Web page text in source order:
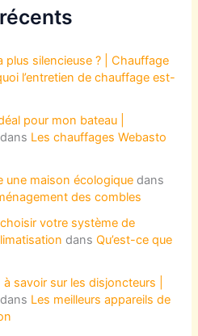
plus silencieuse ? | Chauffage
l’entretien de chauffage est-
pour mon bateau |
dans Les chauffages Webasto
une maison écologique dans
des combles
votre système de
dansQu’est-ce que
savoir sur les disjoncteurs |
dans Les meilleurs appareils de